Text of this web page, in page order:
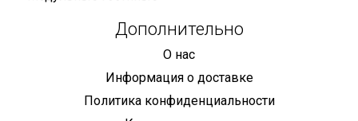
Дополнительно
О нас
Информация о доставке
Политика конфиденциальности